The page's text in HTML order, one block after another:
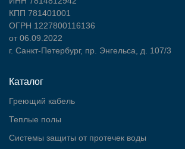
КПП 781401001
ОГРН 1227800116136
от 06.09.2022
г. Санкт-Петербург, пр. Энгельса, д. 107/3
Каталог
Греющий кабель
Теплые полы
Cистемы защиты от протечек воды